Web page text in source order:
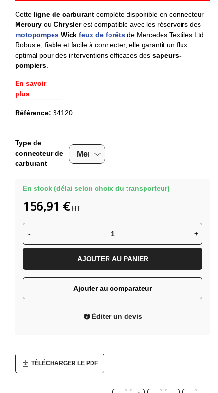
Cette ligne de carburant complète disponible en connecteur
Mercury ou Chryslerest compatible avec les réservoirs des
motopompes Wick feux de forêts de Mercedes Textiles Ltd.
Robuste, fiable et facile à connecter, elle garantit un flux
optimal pour des interventions efficaces des sapeurs-
pompiers
En savoir
plus
Référence: 34120
Type de
connecteur de
carburant
En stock (délai selon choix du transporteur)
- +
AJOUTER AU PANIER
Ajouter au comparateur
Éditer un devis
156,91 € HT
TÉLÉCHARGER LE PDF